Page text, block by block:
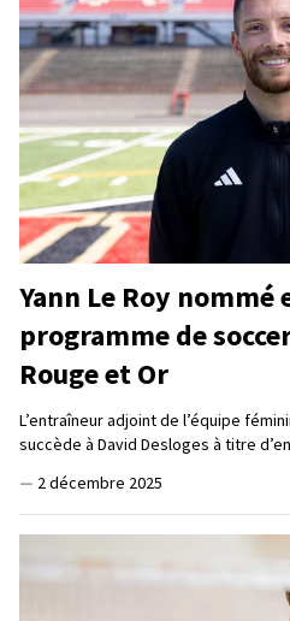
Yann Le Roy
programme de
Rouge et Or
L’entraîneur adjoint de l’équipe
succède à David Desloges à titre
— 2 décembre 2025